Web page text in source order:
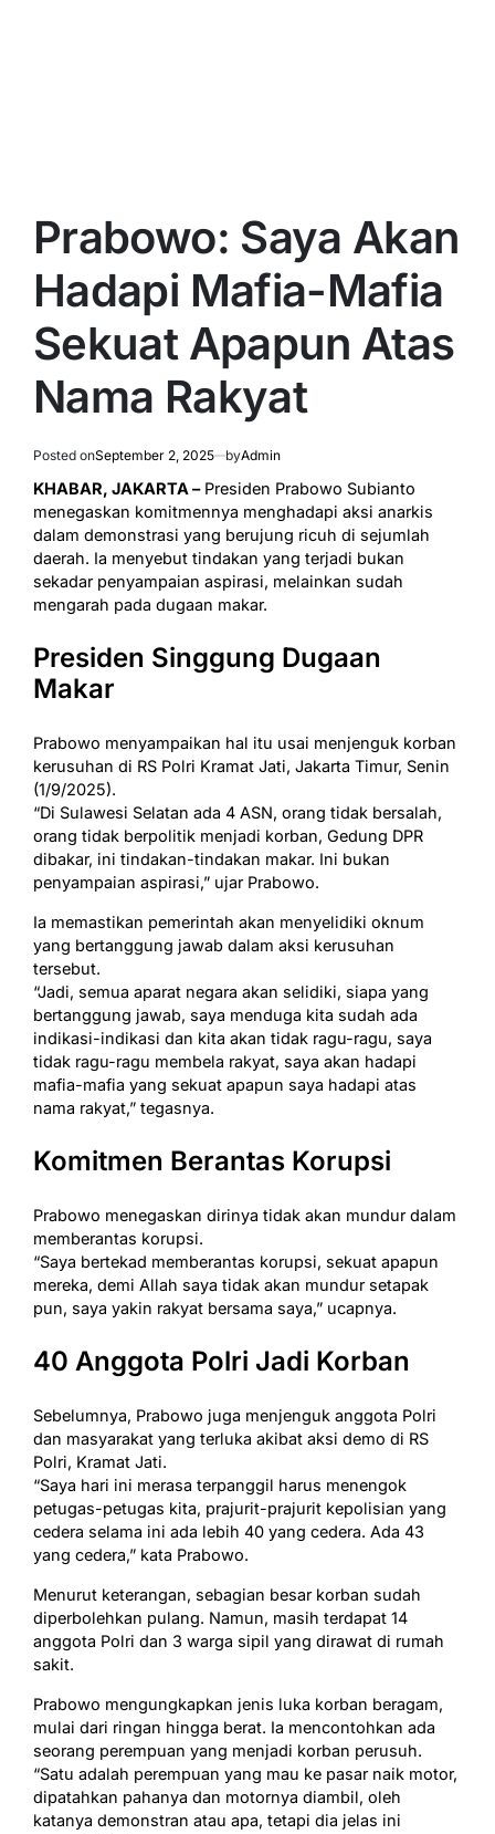
Prabowo: Saya Akan
Hadapi Mafia-Mafia
Sekuat Apapun Atas
Nama Rakyat
Posted onSeptember 2, 2025 byAdmin
KHABAR, JAKARTA –Presiden Prabowo Subianto
menegaskan komitmennya menghadapi aksi anarkis
dalam demonstrasi yang berujung ricuh di sejumlah
daerah. Ia menyebut tindakan yang terjadi bukan
sekadar penyampaian aspirasi, melainkan sudah
mengarah pada dugaan makar.
Presiden Singgung Dugaan
Makar
Prabowo menyampaikan hal itu usai menjenguk korban
kerusuhan di RS Polri Kramat Jati, Jakarta Timur, Senin
(1/9/2025).
“Di Sulawesi Selatan ada 4 ASN, orang tidak bersalah,
orang tidak berpolitik menjadi korban, Gedung DPR
dibakar, ini tindakan-tindakan makar. Ini bukan
penyampaian aspirasi,” ujar Prabowo.
Ia memastikan pemerintah akan menyelidiki oknum
yang bertanggung jawab dalam aksi kerusuhan
tersebut.
“Jadi, semua aparat negara akan selidiki, siapa yang
bertanggung jawab, saya menduga kita sudah ada
indikasi-indikasi dan kita akan tidak ragu-ragu, saya
tidak ragu-ragu membela rakyat, saya akan hadapi
mafia-mafia yang sekuat apapun saya hadapi atas
nama rakyat,” tegasnya.
Komitmen Berantas Korupsi
Prabowo menegaskan dirinya tidak akan mundur dalam
memberantas korupsi.
“Saya bertekad memberantas korupsi, sekuat apapun
mereka, demi Allah saya tidak akan mundur setapak
pun, saya yakin rakyat bersama saya,” ucapnya.
40 Anggota Polri Jadi Korban
Sebelumnya, Prabowo juga menjenguk anggota Polri
dan masyarakat yang terluka akibat aksi demo di RS
Polri, Kramat Jati.
“Saya hari ini merasa terpanggil harus menengok
petugas-petugas kita, prajurit-prajurit kepolisian yang
cedera selama ini ada lebih 40 yang cedera. Ada 43
yang cedera,” kata Prabowo.
Menurut keterangan, sebagian besar korban sudah
diperbolehkan pulang. Namun, masih terdapat 14
anggota Polri dan 3 warga sipil yang dirawat di rumah
sakit.
Prabowo mengungkapkan jenis luka korban beragam,
mulai dari ringan hingga berat. Ia mencontohkan ada
seorang perempuan yang menjadi korban perusuh.
“Satu adalah perempuan yang mau ke pasar naik motor,
dipatahkan pahanya dan motornya diambil, oleh
katanya demonstran atau apa, tetapi dia jelas ini